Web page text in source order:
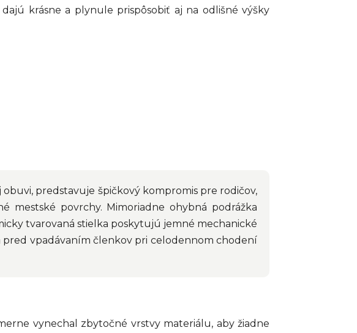
krásne a plynule prispôsobiť aj na odlišné výšky
predstavuje špičkový kompromis pre rodičov,
povrchy. Mimoriadne ohybná podrážka
tvarovaná stielka poskytujú jemné mechanické
pred vpadávaním členkov pri celodennom chodení
vynechal zbytočné vrstvy materiálu, aby žiadne